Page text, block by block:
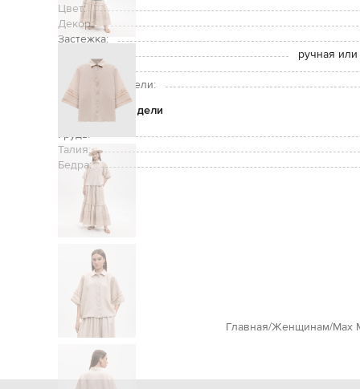
Цвет:
Декор:
Застежка:
ручная
Рост модели:
Размер на модели:
Параметры модели
Грудь:
Талия:
Бедра:
Главная Женщинам Max